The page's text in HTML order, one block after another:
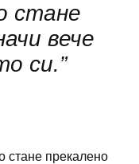
стане
вече
си.”
стане прекалено